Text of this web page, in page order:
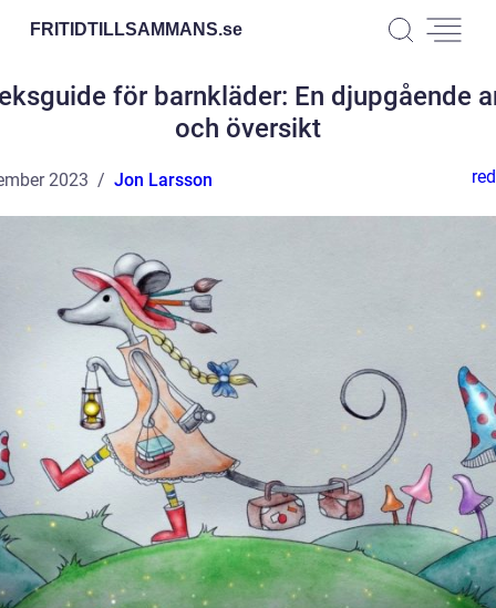
FRITIDTILLSAMMANS.se
för barnkläder: En djupgående
och översikt
2023 Jon Larsson